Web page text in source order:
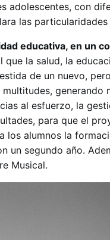
adolescentes, con
las
educativa, en un
que la salud, la
de un nuevo,
generando
al esfuerzo, la
para que el
los alumnos la
un segundo año.
Musical.